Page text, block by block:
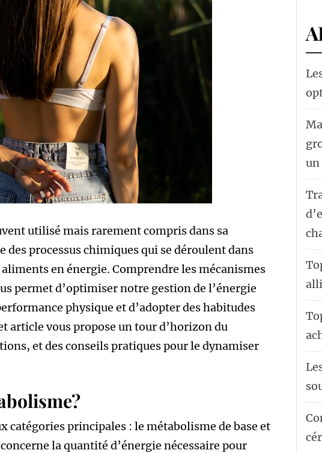
utilisé mais rarement compris dans sa
des processus chimiques qui se déroulent dans
en énergie. Comprendre les mécanismes
permet d’optimiser notre gestion de l’énergie
physique et d’adopter des habitudes
article vous propose un tour d’horizon du
et des conseils pratiques pour le dynamiser
catégories principales : le métabolisme de base et
la quantité d’énergie nécessaire pour
un